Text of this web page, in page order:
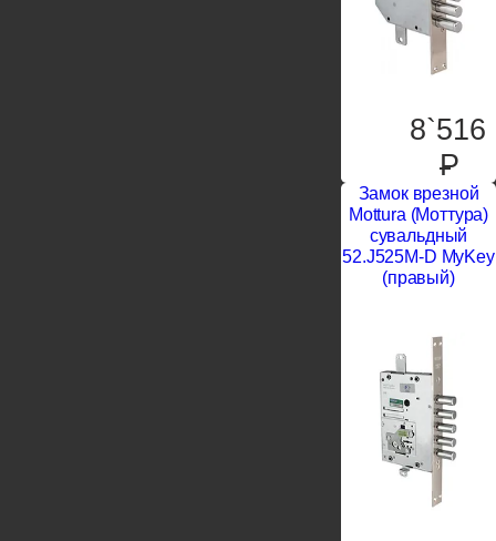
8`516
P
Замок врезной
Mottura (Моттура)
сувальдный
52.J525M-D MyKey
(правый)